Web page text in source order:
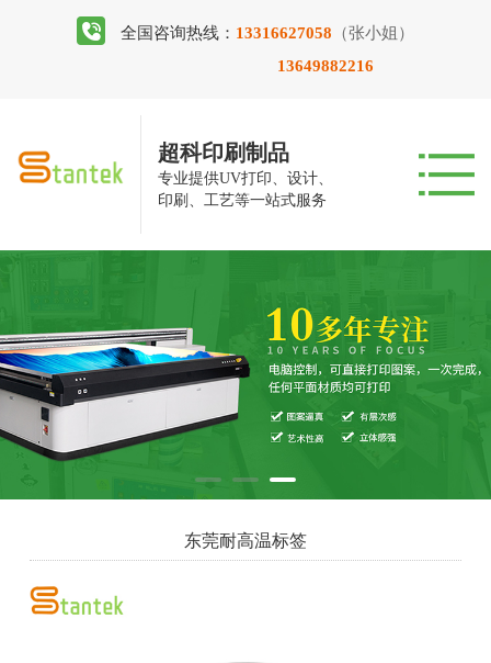
全国咨询热线： 13316627058 （张小姐）
13649882216
超科印刷制品
专业提供UV打印、设计、
印刷、工艺等一站式服务
东莞耐高温标签